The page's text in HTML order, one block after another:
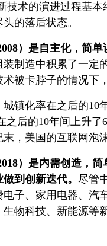
技术的演进过程基
的落后状态。
）是自主化，简
制造中积累了一
被卡脖子的情况下
镇化率在之后的
之后的10年间上升
，美国的互联网泡
）是内需创造，
到创新迭代。 尽管
子、家用电器、汽
物科技、新能源等